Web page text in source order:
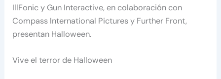
IllFonic y Gun Interactive, en colaboración con
Compass International Pictures y Further Front,
presentan Halloween.
Vive el terror de Halloween